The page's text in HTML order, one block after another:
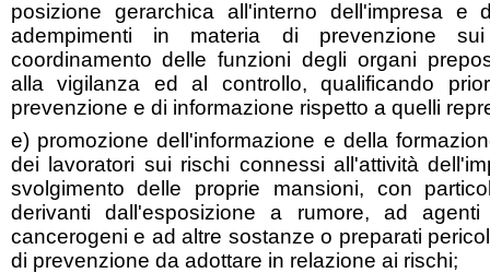
posizione gerarchica all'interno dell'impresa
adempimenti in materia di prevenzione
coordinamento delle funzioni degli organi
alla vigilanza ed al controllo, qualificando
prevenzione e di informazione rispetto a quelli
e) promozione dell'informazione e della
dei lavoratori sui rischi connessi all'attività
svolgimento delle proprie mansioni, con
derivanti dall'esposizione a rumore, ad
cancerogeni e ad altre sostanze o preparati
di prevenzione da adottare in relazione ai rischi;